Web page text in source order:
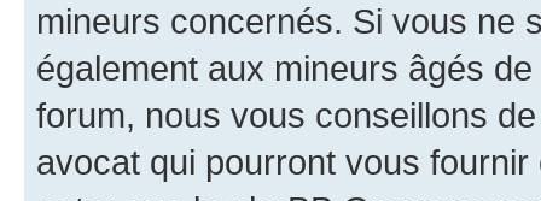
mineurs concernés. Si vous ne
également aux mineurs âgés
forum, nous vous conseillons
avocat qui pourront vous